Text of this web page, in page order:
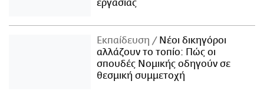
εργασίας
Εκπαίδευση
Νέοι δικηγόροι
αλλάζουν το τοπίο: Πώς οι
σπουδές Νομικής οδηγούν σε
θεσμική συμμετοχή